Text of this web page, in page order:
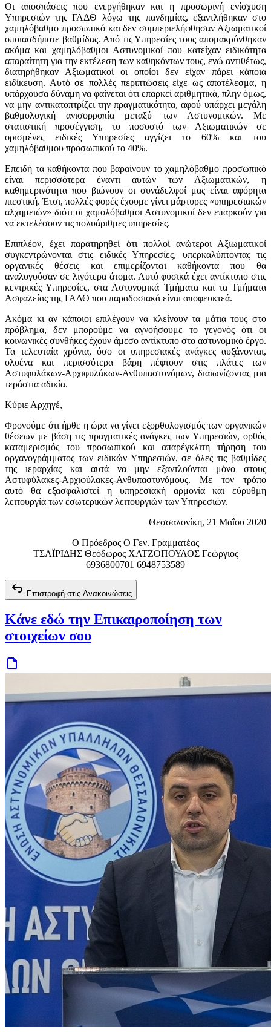
Οι αποσπάσεις που ενεργήθηκαν και η προσωρινή ενίσχυση
Υπηρεσιών της ΓΑΔΘ λόγω της πανδημίας, εξαντλήθηκαν στο
χαμηλόβαθμο προσωπικό και δεν συμπεριελήφθησαν Αξιωματικοί
οποιασδήποτε βαθμίδας. Από τις Υπηρεσίες τους απομακρύνθηκαν
ακόμα και χαμηλόβαθμοι Αστυνομικοί που κατείχαν ειδικότητα
απαραίτητη για την εκτέλεση των καθηκόντων τους, ενώ αντιθέτως,
διατηρήθηκαν Αξιωματικοί οι οποίοι δεν είχαν πάρει κάποια
ειδίκευση. Αυτό σε πολλές περιπτώσεις είχε ως αποτέλεσμα, η
υπάρχουσα δύναμη να φαίνεται ότι επαρκεί αριθμητικά, πλην όμως,
να μην αντικατοπτρίζει την πραγματικότητα, αφού υπάρχει μεγάλη
βαθμολογική ανισορροπία μεταξύ των Αστυνομικών. Με
στατιστική προσέγγιση, το ποσοστό των Αξιωματικών σε
ορισμένες ειδικές Υπηρεσίες αγγίζει το 60% και του
χαμηλόβαθμου προσωπικού το 40%.
Επειδή τα καθήκοντα που βαραίνουν το χαμηλόβαθμο προσωπικό
είναι περισσότερα έναντι αυτών των Αξιωματικών, η
καθημερινότητα που βιώνουν οι συνάδελφοί μας είναι αφόρητα
πιεστική. Έτσι, πολλές φορές έχουμε γίνει μάρτυρες «υπηρεσιακών
αλχημειών» διότι οι χαμολόβαθμοι Αστυνομικοί δεν επαρκούν για
να εκτελέσουν τις πολυάριθμες υπηρεσίες.
Επιπλέον, έχει παρατηρηθεί ότι πολλοί ανώτεροι Αξιωματικοί
συγκεντρώνονται στις ειδικές Υπηρεσίες, υπερκαλύπτοντας τις
οργανικές θέσεις και επιμερίζονται καθήκοντα που θα
αναλογούσαν σε λιγότερα άτομα. Αυτό φυσικά έχει αντίκτυπο στις
κεντρικές Υπηρεσίες, στα Αστυνομικά Τμήματα και τα Τμήματα
Ασφαλείας της ΓΑΔΘ που παραδοσιακά είναι αποφευκτεά.
Ακόμα κι αν κάποιοι επιλέγουν να κλείνουν τα μάτια τους στο
πρόβλημα, δεν μπορούμε να αγνοήσουμε το γεγονός ότι οι
κοινωνικές συνθήκες έχουν άμεσο αντίκτυπο στο αστυνομικό έργο.
Τα τελευταία χρόνια, όσο οι υπηρεσιακές ανάγκες αυξάνονται,
ολοένα και περισσότερα βάρη πέφτουν στις πλάτες των
Αστυφυλάκων-Αρχιφυλάκων-Ανθυπαστυνόμων, διαιωνίζοντας μια
τεράστια αδικία.
Κύριε Αρχηγέ,
Φρονούμε ότι ήρθε η ώρα να γίνει εξορθολογισμός των οργανικών
θέσεων με βάση τις πραγματικές ανάγκες των Υπηρεσιών, ορθός
καταμερισμός του προσωπικού και απαρέγκλιτη τήρηση του
οργανογράμματος των ειδικών Υπηρεσιών, σε όλες τις βαθμίδες
της ιεραρχίας και αυτά να μην εξαντλούνται μόνο στους
Αστυφύλακες-Αρχιφύλακες-Ανθυπαστυνόμους. Με τον τρόπο
αυτό θα εξασφαλιστεί η υπηρεσιακή αρμονία και εύρυθμη
λειτουργία των εσωτερικών λειτουργιών των Υπηρεσιών.
Θεσσαλονίκη, 21 Μαΐου 2020
Ο Πρόεδρος Ο Γεν. Γραμματέας
ΤΣΑΪΡΙΔΗΣ Θεόδωρος ΧΑΤΖΟΠΟΥΛΟΣ Γεώργιος
6936800701 6948753589
Επιστροφή στις Ανακοινώσεις
Κάνε εδώ την Επικαιροποίηση των
στοιχείων σου